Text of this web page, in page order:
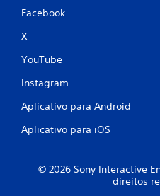
Facebook
X
YouTube
Instagram
Aplicativo para Android
Aplicativo para iOS
© 2026 Sony Interactive
direitos